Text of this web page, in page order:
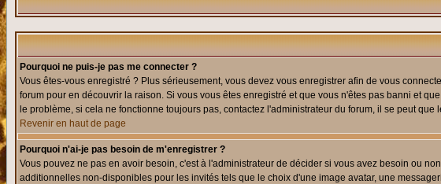
Pourquoi ne puis-je pas me connecter ?
Vous êtes-vous enregistré ? Plus sérieusement, vous devez vous enregistrer afin de vous
forum pour en découvrir la raison. Si vous vous êtes enregistré et que vous n'êtes pas banni et
le problème, si cela ne fonctionne toujours pas, contactez l'administrateur du forum, il se peut que
Revenir en haut de page
Pourquoi n'ai-je pas besoin de m'enregistrer ?
Vous pouvez ne pas en avoir besoin, c'est à l'administrateur de décider si vous avez besoin ou
additionnelles non-disponibles pour les invités tels que le choix d'une image avatar, une